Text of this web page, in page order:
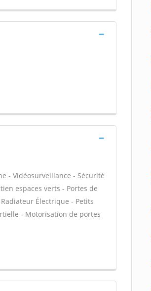
- Vidéosurveillance - Sécurité
espaces verts - Portes de
Électrique - Petits
- Motorisation de portes